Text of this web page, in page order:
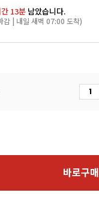
13분 남았습니다.
감 | 내일 새벽 07:00 도착)
바로구매